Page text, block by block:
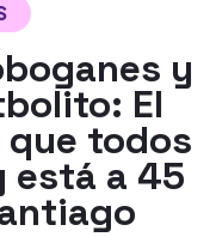
y
El
todos
está a 45